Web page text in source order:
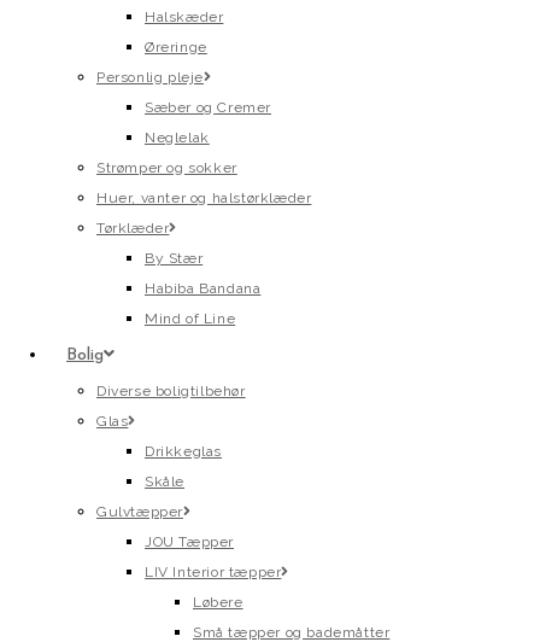
Halskæder
Øreringe
Personlig pleje
Sæber og Cremer
Neglelak
Strømper og sokker
Huer, vanter og halstørklæder
Tørklæder
By Stær
Habiba Bandana
Mind of Line
Bolig
Diverse boligtilbehør
Glas
Drikkeglas
Skåle
Gulvtæpper
JOU Tæpper
LIV Interior tæpper
Løbere
Små tæpper og bademåtter